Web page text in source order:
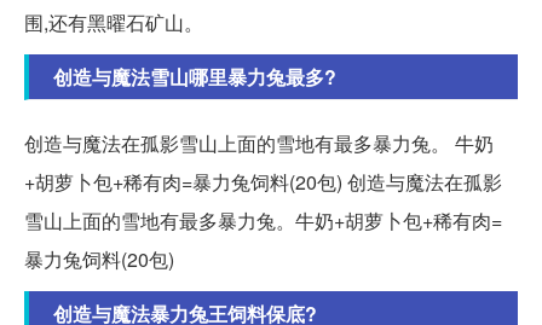
围,还有黑曜石矿山。
创造与魔法雪山哪里暴力兔最多?
创造与魔法在孤影雪山上面的雪地有最多暴力兔。 牛奶
+胡萝卜包+稀有肉=暴力兔饲料(20包) 创造与魔法在孤影
雪山上面的雪地有最多暴力兔。牛奶+胡萝卜包+稀有肉=
暴力兔饲料(20包)
创造与魔法暴力兔王饲料保底?